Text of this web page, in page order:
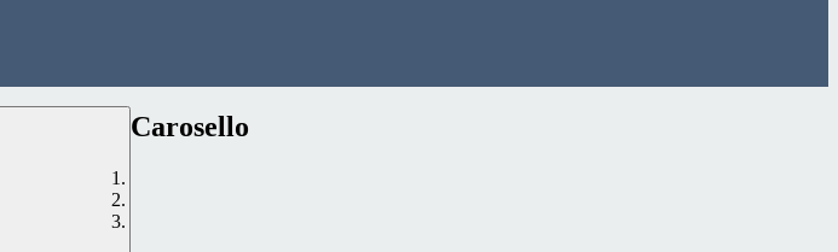
Carosello